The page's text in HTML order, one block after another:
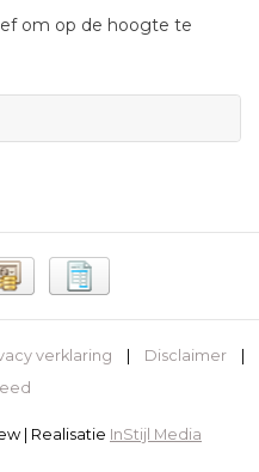
om op de hoogte te
verklaring Disclaimer
| Realisatie InStijl Media